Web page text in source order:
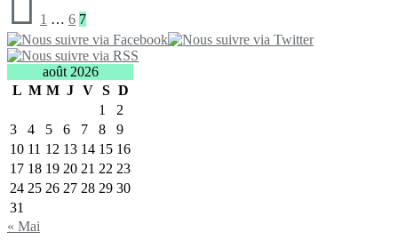
1 … 6 7
août 2026
L M M J V S D
1
2
3
4 5 6 7 8
9
10 11 12 13 14 15 16
17 18 19 20 21 22 23
24 25 26 27 28 29 30
31
« Mai